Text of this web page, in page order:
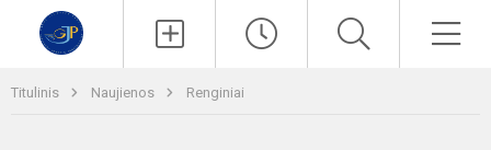
Titulinis Naujienos Renginiai